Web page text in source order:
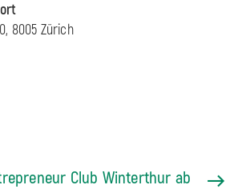
8005 Zürich
Club Winterthur ab